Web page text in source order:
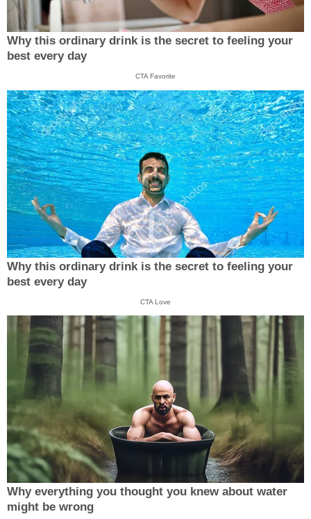
Why this ordinary drink is the secret to feeling your
best every day
CTA Favorite
Why this ordinary drink is the secret to feeling your
best every day
CTA Love
Why everything you thought you knew about water
might be wrong